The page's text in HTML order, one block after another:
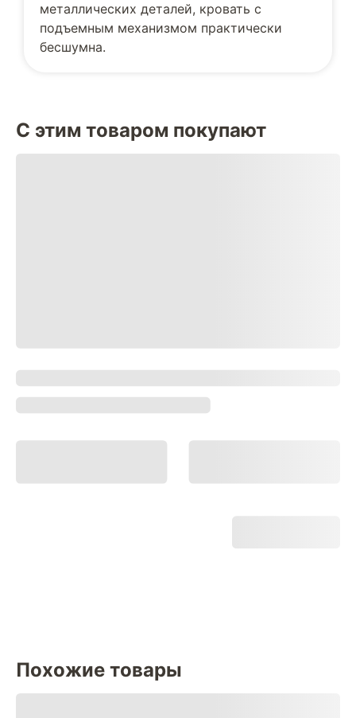
металлических деталей, кровать с
подъемным механизмом практически
бесшумна.
С этим товаром покупают
Похожие товары